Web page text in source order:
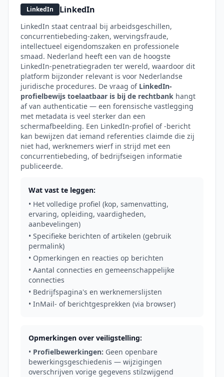
LinkedIn LinkedIn
LinkedIn staat centraal bij arbeidsgeschillen,
concurrentiebeding-zaken, wervingsfraude,
intellectueel eigendomszaken en professionele
smaad. Nederland heeft een van de hoogste
LinkedIn-penetratiegraden ter wereld, waardoor dit
platform bijzonder relevant is voor Nederlandse
juridische procedures. De vraag of LinkedIn-
profielbewijs toelaatbaar is bij de rechtbank hangt
af van authenticatie — een forensische vastlegging
met metadata is veel sterker dan een
schermafbeelding. Een LinkedIn-profiel of -bericht
kan bewijzen dat iemand referenties claimde die zij
niet had, werknemers wierf in strijd met een
concurrentiebeding, of bedrijfseigen informatie
publiceerde.
Wat vast te leggen:
• Het volledige profiel (kop, samenvatting,
ervaring, opleiding, vaardigheden,
aanbevelingen)
• Specifieke berichten of artikelen (gebruik
permalink)
• Opmerkingen en reacties op berichten
• Aantal connecties en gemeenschappelijke
connecties
• Bedrijfspagina's en werknemerslijsten
• InMail- of berichtgesprekken (via browser)
Opmerkingen over veiligstelling:
• Profielbewerkingen: Geen openbare
bewerkingsgeschiedenis — wijzigingen
overschrijven vorige gegevens stilzwijgend